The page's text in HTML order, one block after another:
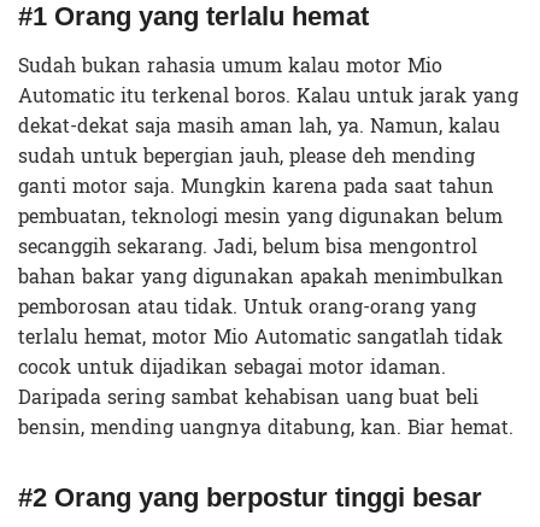
#1 Orang yang terlalu hemat
Sudah bukan rahasia umum kalau motor Mio
Automatic itu terkenal boros. Kalau untuk jarak yang
dekat-dekat saja masih aman lah, ya. Namun, kalau
sudah untuk bepergian jauh, please deh mending
ganti motor saja. Mungkin karena pada saat tahun
pembuatan, teknologi mesin yang digunakan belum
secanggih sekarang. Jadi, belum bisa mengontrol
bahan bakar yang digunakan apakah menimbulkan
pemborosan atau tidak. Untuk orang-orang yang
terlalu hemat, motor Mio Automatic sangatlah tidak
cocok untuk dijadikan sebagai motor idaman.
Daripada sering sambat kehabisan uang buat beli
bensin, mending uangnya ditabung, kan. Biar hemat.
#2 Orang yang berpostur tinggi besar